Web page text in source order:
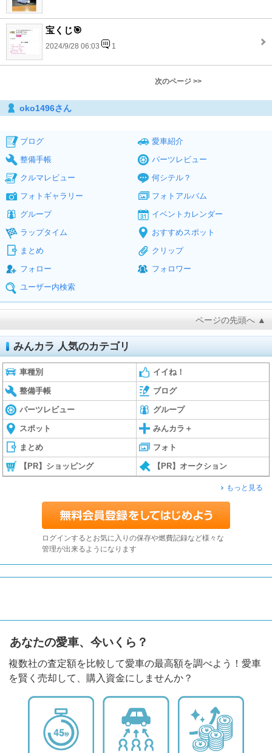
宝くじ🎯
2024/9/28 06:03 1
次のページ >>
oko1496さん
ブログ
愛車紹介
整備手帳
パーツレビュー
クルマレビュー
何シテル？
フォトギャラリー
フォトアルバム
グループ
イベントカレンダー
ラップタイム
おすすめスポット
まとめ
クリップ
フォロー
フォロワー
ユーザー内検索
ページの先頭へ ▲
みんカラ 人気のカテゴリ
車種別 イイね！
整備手帳 ブログ
パーツレビュー グループ
スポット みんカラ＋
まとめ フォト
【PR】ショッピング 【PR】オークション
もっと見る
ログインするとお気に入りの保存や燃費記録など様々な
管理が出来るようになります
あなたの愛車、今いくら？
複数社の査定額を比較して愛車の最高額を調べよう！愛車
を賢く売却して、購入資金にしませんか？